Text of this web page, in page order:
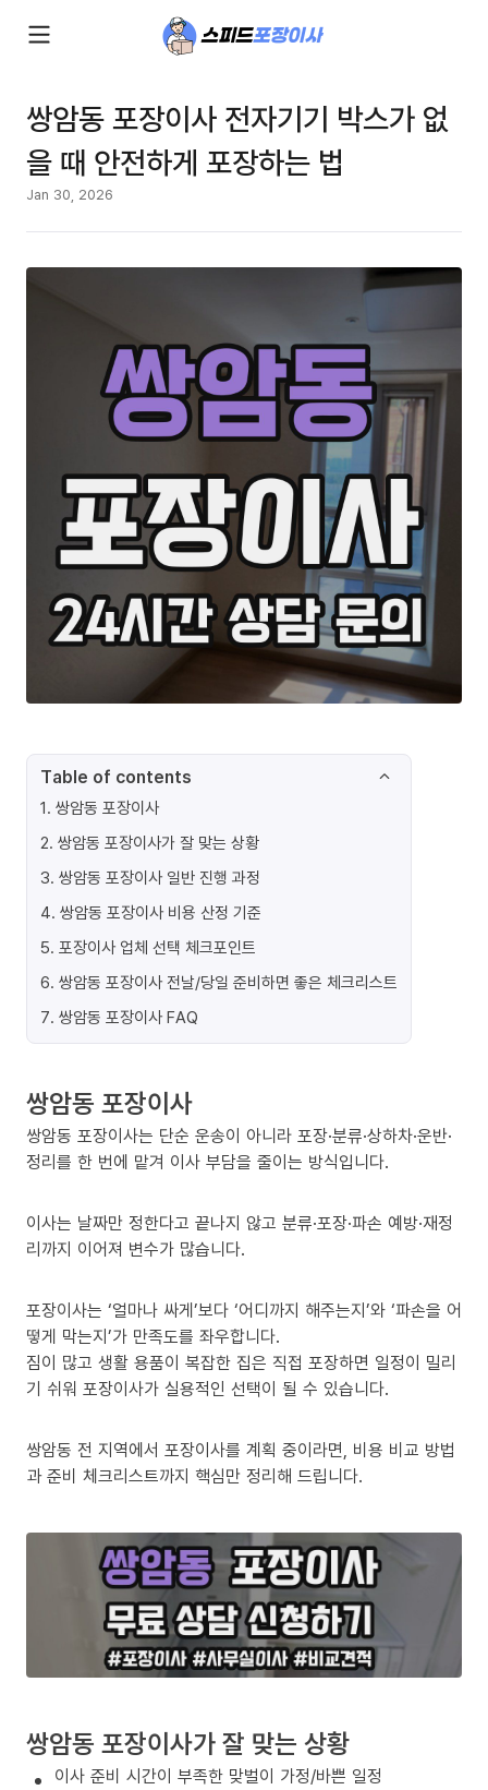
쌍암동 포장이사 전자기기 박스가 없
을 때 안전하게 포장하는 법
Jan 30, 2026
Table of contents
1. 쌍암동 포장이사
2. 쌍암동 포장이사가 잘 맞는 상황
3. 쌍암동 포장이사 일반 진행 과정
4. 쌍암동 포장이사 비용 산정 기준
5. 포장이사 업체 선택 체크포인트
6. 쌍암동 포장이사 전날/당일 준비하면 좋은 체크리스트
7. 쌍암동 포장이사 FAQ
쌍암동 포장이사
쌍암동 포장이사는 단순 운송이 아니라 포장·분류·상하차·운반·
정리를 한 번에 맡겨 이사 부담을 줄이는 방식입니다.
이사는 날짜만 정한다고 끝나지 않고 분류·포장·파손 예방·재정
리까지 이어져 변수가 많습니다.
포장이사는 ‘얼마나 싸게’보다 ‘어디까지 해주는지’와 ‘파손을 어
떻게 막는지’가 만족도를 좌우합니다.
짐이 많고 생활 용품이 복잡한 집은 직접 포장하면 일정이 밀리
기 쉬워 포장이사가 실용적인 선택이 될 수 있습니다.
쌍암동 전 지역에서 포장이사를 계획 중이라면, 비용 비교 방법
과 준비 체크리스트까지 핵심만 정리해 드립니다.
쌍암동 포장이사가 잘 맞는 상황
이사 준비 시간이 부족한 맞벌이 가정/바쁜 일정